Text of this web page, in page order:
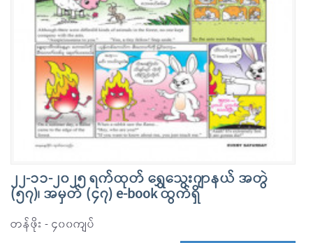
၂၂-၁၁-၂၀၂၅ ရက်ထုတ် ရွှေသွေးဂျာနယ် အတွဲ
(၅၇)၊ အမှတ် (၄၇) e-book ထွက်ရှိ
တန်ဖိုး - ၄၀၀ကျပ်